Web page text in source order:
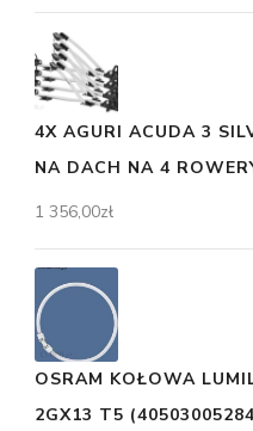
4X AGURI ACUDA 3
NA DACH NA 4
1 356,00zł
OSRAM KOŁOWA
2GX13 T5